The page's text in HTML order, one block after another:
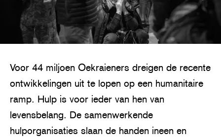
Voor 44 miljoen Oekraieners dreigen de recente
ontwikkelingen uit te lopen op een humanitaire
ramp. Hulp is voor ieder van hen van
levensbelang. De samenwerkende
hulporganisaties slaan de handen ineen en